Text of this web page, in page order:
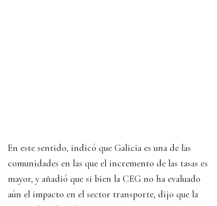
En este sentido, indicó que Galicia es una de las
comunidades en las que el incremento de las tasas es
mayor, y añadió que si bien la CEG no ha evaluado
aún el impacto en el sector transporte, dijo que la